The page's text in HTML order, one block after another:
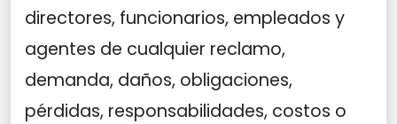
directores, funcionarios, empleados y
agentes de cualquier reclamo,
demanda, daños, obligaciones,
pérdidas, responsabilidades, costos o